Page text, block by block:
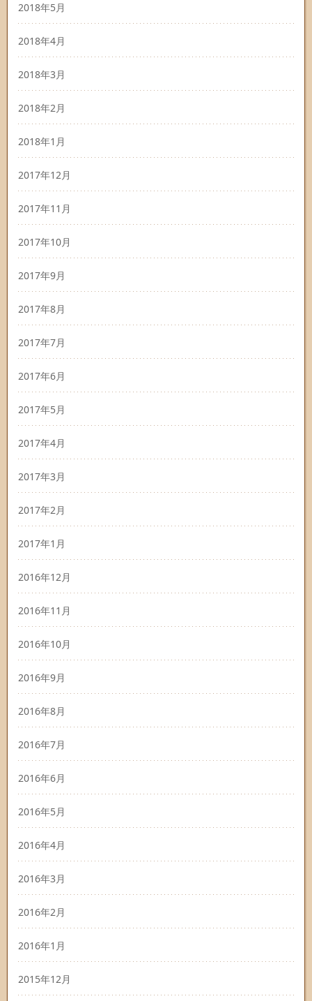
2018年5月
2018年4月
2018年3月
2018年2月
2018年1月
2017年12月
2017年11月
2017年10月
2017年9月
2017年8月
2017年7月
2017年6月
2017年5月
2017年4月
2017年3月
2017年2月
2017年1月
2016年12月
2016年11月
2016年10月
2016年9月
2016年8月
2016年7月
2016年6月
2016年5月
2016年4月
2016年3月
2016年2月
2016年1月
2015年12月